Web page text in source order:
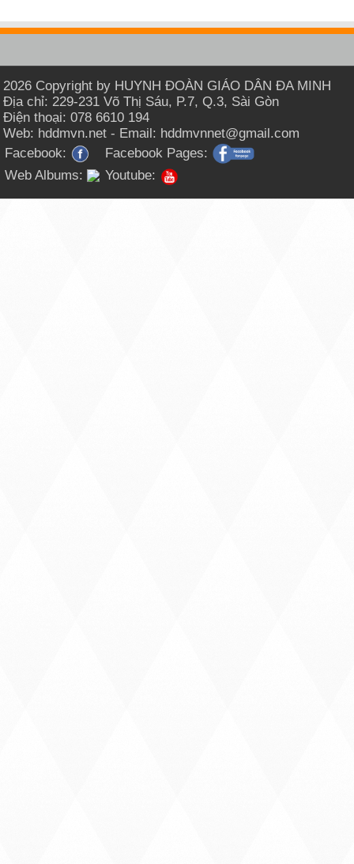
2026 Copyright by HUYNH ĐOÀN GIÁO DÂN ĐA MINH
Địa chỉ: 229-231 Võ Thị Sáu, P.7, Q.3, Sài Gòn
Điện thoại: 078 6610 194
Web: hddmvn.net - Email: hddmvnnet@gmail.com
Facebook:
Facebook Pages:
Web Albums:
Youtube: